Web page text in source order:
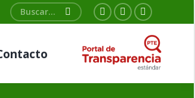
Buscar:
Facebook
opens
Twitter
page
opens
YouTube
page
opens
in